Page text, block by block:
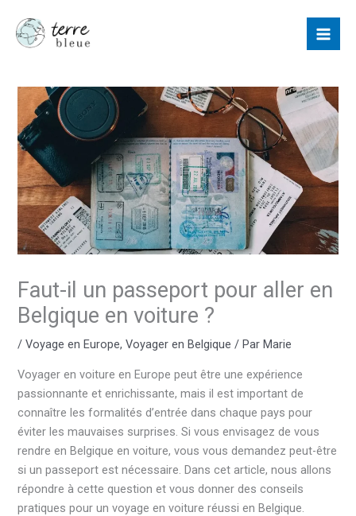
contenu
Faut-il un passeport pour aller en
Belgique en voiture ?
/Voyage en Europe,Voyager en Belgique / ParMarie
Voyager en voiture en Europe peut être une expérience
passionnante et enrichissante, mais il est important de
connaître les formalités d’entrée dans chaque pays pour
éviter les mauvaises surprises. Si vous envisagez de vous
rendre en Belgique en voiture, vous vous demandez peut-être
si un passeport est nécessaire. Dans cet article, nous allons
répondre à cette question et vous donner des conseils
pratiques pour un voyage en voiture réussi en Belgique.